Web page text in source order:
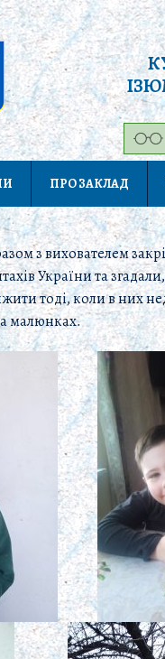
ПРО ЗАКЛАД
з вихователем
України та
тоді, коли в них
малюнках.